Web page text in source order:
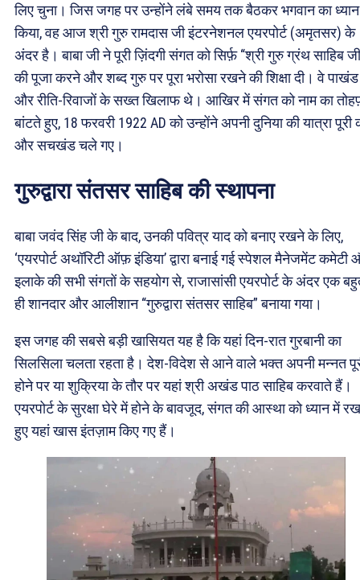
लिए चुना। जिस जगह पर उन्होंने लंबे समय तक बैठकर भगवान का ध्यान
किया, वह आज श्री गुरु रामदास जी इंटरनेशनल एयरपोर्ट (अमृतसर) के
अंदर है। बाबा जी ने पूरी ज़िंदगी संगत को सिर्फ़ “श्री गुरु ग्रंथ साहिब
की पूजा करने और शब्द गुरु पर पूरा भरोसा रखने की शिक्षा दी। वे पाखंड
और रीति-रिवाजों के सख्त खिलाफ थे। आखिर में संगत को नाम का
बांटते हुए, 18 फरवरी 1922 AD को उन्होंने अपनी दुनिया की यात्रा पूरी
और सचखंड चले गए।
गुरुद्वारा संतसर साहिब की स्थापना
बाबा जवंद सिंह जी के बाद, उनकी पवित्र याद को बनाए रखने के लिए,
‘एयरपोर्ट अथॉरिटी ऑफ़ इंडिया’ द्वारा बनाई गई स्पेशल मैनेजमेंट कमेटी
इलाके की सभी संगतों के सहयोग से, राजासांसी एयरपोर्ट के अंदर एक
ही शानदार और आलीशान “गुरुद्वारा संतसर साहिब” बनाया गया।
इस जगह की सबसे बड़ी खासियत यह है कि यहां दिन-रात गुरबानी का
सिलसिला चलता रहता है। देश-विदेश से आने वाले भक्त अपनी मन्नत
होने पर या शुक्रिया के तौर पर यहां श्री अखंड पाठ साहिब करवाते हैं।
एयरपोर्ट के सुरक्षा घेरे में होने के बावजूद, संगत की आस्था को ध्यान में
हुए यहां खास इंतज़ाम किए गए हैं।